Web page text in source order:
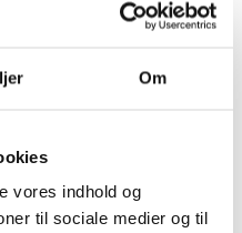
Om
vores indhold og
til sociale medier og til
der ikke kræver lim,
klude og
støv og giver mulighed for
billedskarphed og
din seeroplevelse.
mod ridser og revner
ved Wozinsky hærdet glas